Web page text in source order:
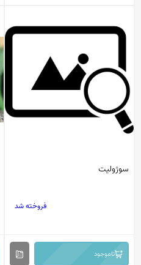
سوژولیت
فروخته شد
ناموجود